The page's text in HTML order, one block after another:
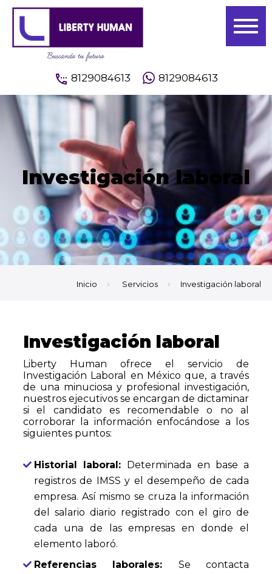
8129084613 8129084613
Investigación laboral
Inicio Servicios Investigación laboral
Investigación laboral
Liberty Human ofrece el servicio de
Investigación Laboral en México que, a través
de una minuciosa y profesional investigación,
nuestros ejecutivos se encargan de dictaminar
si el candidato es recomendable o no al
corroborar la información enfocándose a los
siguientes puntos:
Historial laboral: Determinada en base a
registros de IMSS y el desempeño de cada
empresa. Así mismo se cruza la información
del salario diario registrado con el giro de
cada una de las empresas en donde el
elemento laboró.
Referencias laborales: Se contacta